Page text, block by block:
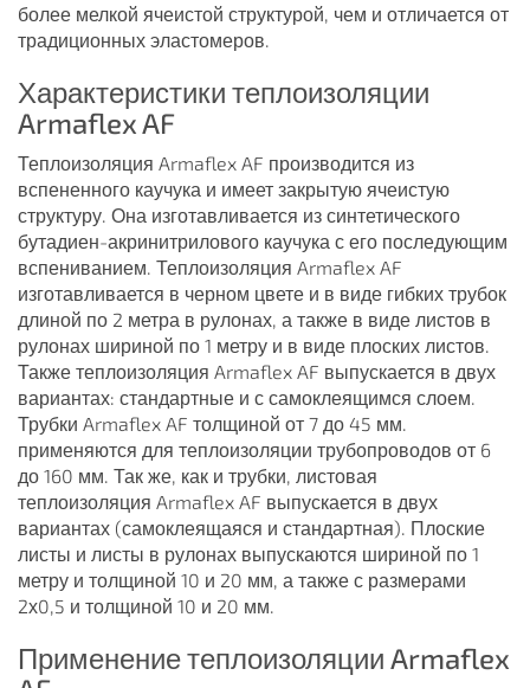
более мелкой ячеистой структурой, чем и отличается от
традиционных эластомеров.
Характеристики теплоизоляции
Armaflex AF
Теплоизоляция Armaflex AF производится из
вспененного каучука и имеет закрытую ячеистую
структуру. Она изготавливается из синтетического
бутадиен-акринитрилового каучука с его последующим
вспениванием. Теплоизоляция Armaflex AF
изготавливается в черном цвете и в виде гибких трубок
длиной по 2 метра в рулонах, а также в виде листов в
рулонах шириной по 1 метру и в виде плоских листов.
Также теплоизоляция Armaflex AF выпускается в двух
вариантах: стандартные и с самоклеящимся слоем.
Трубки Armaflex AF толщиной от 7 до 45 мм.
применяются для теплоизоляции трубопроводов от 6
до 160 мм. Так же, как и трубки, листовая
теплоизоляция Armaflex AF выпускается в двух
вариантах (самоклеящаяся и стандартная). Плоские
листы и листы в рулонах выпускаются шириной по 1
метру и толщиной 10 и 20 мм, а также с размерами
2х0,5 и толщиной 10 и 20 мм.
Применение теплоизоляции Armaflex